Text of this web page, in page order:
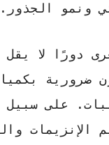
ونمو الجذور.
دورًا لا
ضرورية
على